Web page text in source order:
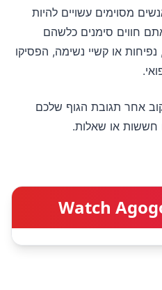
מסוימים עשויים להיות
חווים סימנים כלשהם
נפיחות או קשיי נשימה, הפסיקו
אחר תגובת הגוף שלכם
חששות או שאלות.
Watch